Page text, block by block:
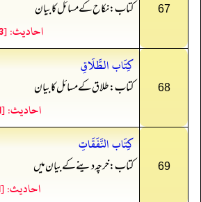
67 کتاب: نکاح کے مسائل کا بیان
احادیث: [5063سے5250]
68
كِتَاب الطَّلَاقِ
کتاب: طلاق کے مسائل کا بیان
احادیث: [5251سے5350]
69
كِتَاب النَّفَقَاتِ
کتاب: خرچہ دینے کے بیان میں
احادیث: [5351سے5372]